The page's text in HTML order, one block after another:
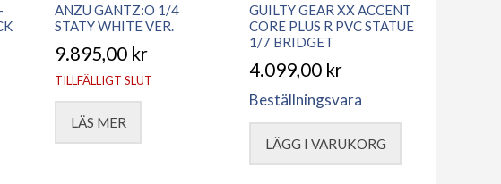
ANZU GANTZ:O 1/4
STATY WHITE VER.
9.895,00 kr
TILLFÄLLIGT SLUT
LÄS MER
GUILTY GEAR XX ACCENT
CORE PLUS R PVC STATUE
1/7 BRIDGET
4.099,00 kr
Beställningsvara
LÄGG I VARUKORG